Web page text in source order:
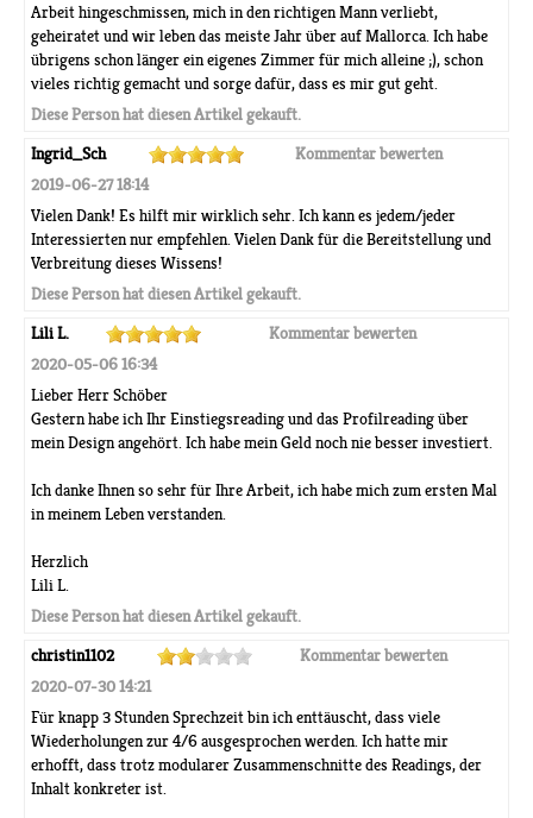
Arbeit hingeschmissen, mich in den richtigen Mann verliebt,
geheiratet und wir leben das meiste Jahr über auf Mallorca. Ich habe
übrigens schon länger ein eigenes Zimmer für mich alleine ;), schon
vieles richtig gemacht und sorge dafür, dass es mir gut geht.
Diese Person hat diesen Artikel gekauft.
Ingrid_Sch
Kommentar bewerten
2019-06-27 18:14
Vielen Dank! Es hilft mir wirklich sehr. Ich kann es jedem/jeder
Interessierten nur empfehlen. Vielen Dank für die Bereitstellung und
Verbreitung dieses Wissens!
Diese Person hat diesen Artikel gekauft.
Lili L.
Kommentar bewerten
2020-05-06 16:34
Lieber Herr Schöber
Gestern habe ich Ihr Einstiegsreading und das Profilreading über
mein Design angehört. Ich habe mein Geld noch nie besser investiert.
Ich danke Ihnen so sehr für Ihre Arbeit, ich habe mich zum ersten Mal
in meinem Leben verstanden.
Herzlich
Lili L.
Diese Person hat diesen Artikel gekauft.
christin1102
Kommentar bewerten
2020-07-30 14:21
Für knapp 3 Stunden Sprechzeit bin ich enttäuscht, dass viele
Wiederholungen zur 4/6 ausgesprochen werden. Ich hatte mir
erhofft, dass trotz modularer Zusammenschnitte des Readings, der
Inhalt konkreter ist.